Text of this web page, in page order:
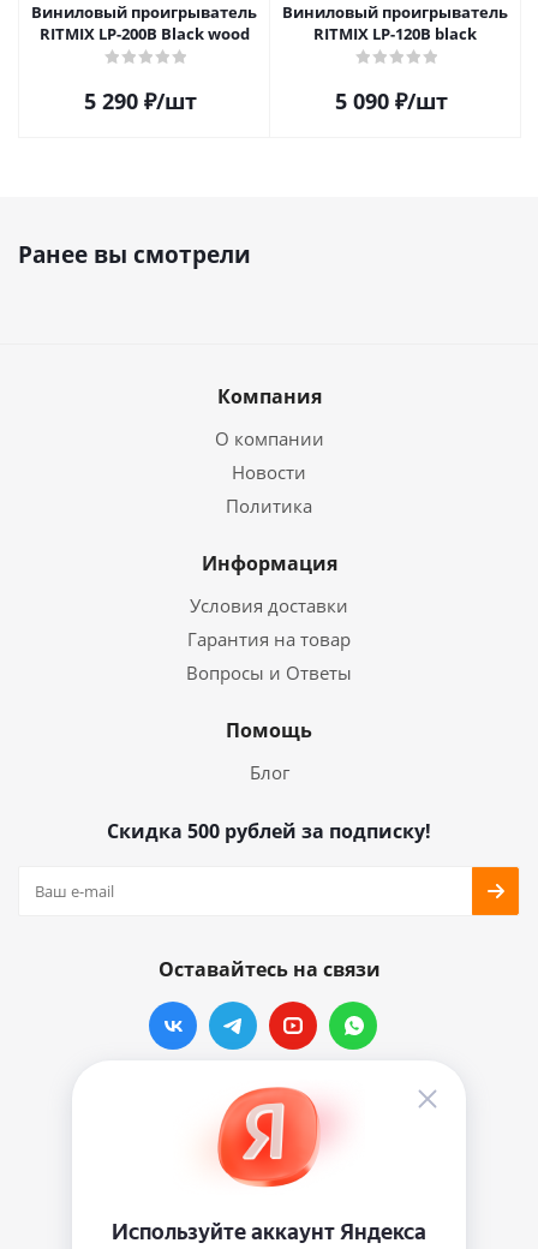
Виниловый проигрыватель
RITMIX LP-200B Black wood
5 290₽/шт
Виниловый проигрыватель
RITMIX LP-120B black
5 090₽/шт
Ранее вы смотрели
Компания
О компании
Новости
Политика
Информация
Условия доставки
Гарантия на товар
Вопросы и Ответы
Помощь
Блог
Скидка 500 рублей за подписку!
Оставайтесь на связи
Наши контакты
info@vinylmarkt.ru